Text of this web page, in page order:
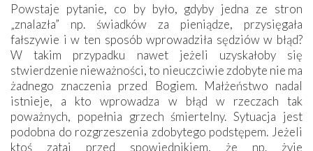
Powstaje pytanie, co by było, gdyby jedna ze stron
„znalazła” np. świadków za pieniądze, przysięgała
fałszywie i w ten sposób wprowadziła sędziów w błąd?
W takim przypadku nawet jeżeli uzyskałoby się
stwierdzenie nieważności, to nieuczciwie zdobyte nie ma
żadnego znaczenia przed Bogiem. Małżeństwo nadal
istnieje, a kto wprowadza w błąd w rzeczach tak
poważnych, popełnia grzech śmiertelny. Sytuacja jest
podobna do rozgrzeszenia zdobytego podstępem. Jeżeli
ktoś zatai przed spowiednikiem, że np. żyje